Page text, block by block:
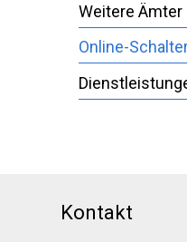
Weitere Ämter
Online-
Kontakt